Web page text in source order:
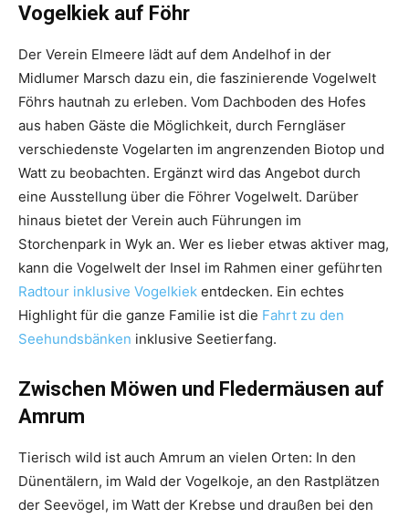
Vogelkiek auf Föhr
Der Verein Elmeere lädt auf dem Andelhof in der
Midlumer Marsch dazu ein, die faszinierende Vogelwelt
Föhrs hautnah zu erleben. Vom Dachboden des Hofes
aus haben Gäste die Möglichkeit, durch Ferngläser
verschiedenste Vogelarten im angrenzenden Biotop und
Watt zu beobachten. Ergänzt wird das Angebot durch
eine Ausstellung über die Föhrer Vogelwelt. Darüber
hinaus bietet der Verein auch Führungen im
Storchenpark in Wyk an. Wer es lieber etwas aktiver mag,
kann die Vogelwelt der Insel im Rahmen einer geführten
Radtour inklusive Vogelkiek entdecken. Ein echtes
Highlight für die ganze Familie ist die Fahrt zu den
Seehundsbänken inklusive Seetierfang.
Zwischen Möwen und Fledermäusen auf
Amrum
Tierisch wild ist auch Amrum an vielen Orten: In den
Dünentälern, im Wald der Vogelkoje, an den Rastplätzen
der Seevögel, im Watt der Krebse und draußen bei den